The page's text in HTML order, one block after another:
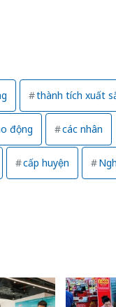
thành tích xuất
động các nhân
cấp huyện